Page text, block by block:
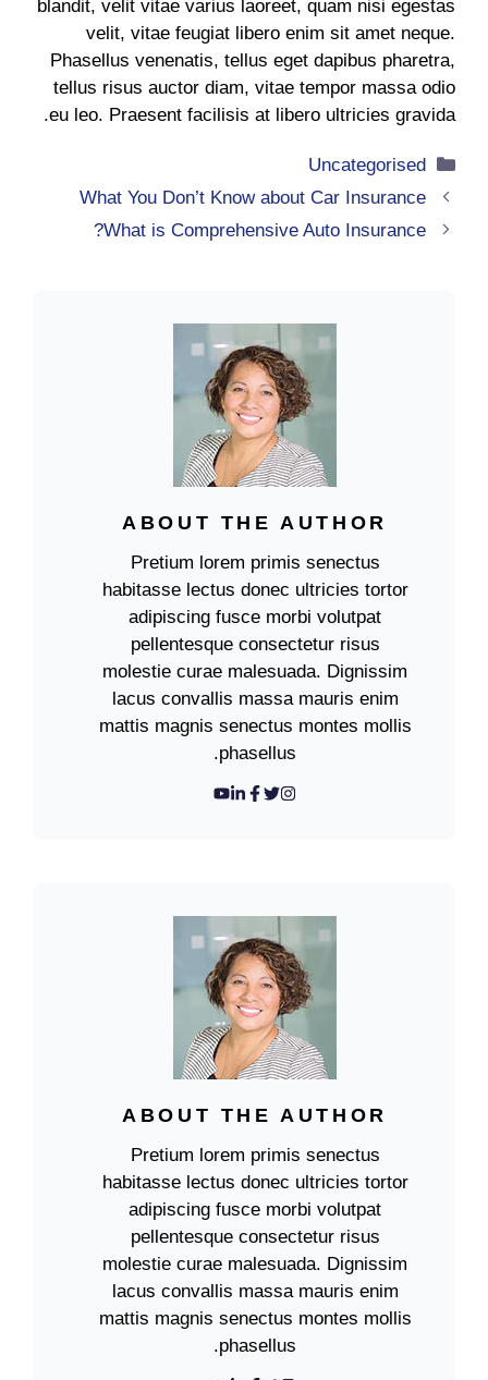
blandit, velit vitae varius laoreet, quam nisi egestas
velit, vitae feugiat libero enim sit amet neque.
Phasellus venenatis, tellus eget dapibus pharetra,
tellus risus auctor diam, vitae tempor massa odio
eu leo. Praesent facilisis at libero ultricies gravida.
التصنيفات
Uncategorised
What You Don’t Know about Car Insurance
What is Comprehensive Auto Insurance?
ABOUT THE AUTHOR
Pretium lorem primis senectus
habitasse lectus donec ultricies tortor
adipiscing fusce morbi volutpat
pellentesque consectetur risus
molestie curae malesuada. Dignissim
lacus convallis massa mauris enim
mattis magnis senectus montes mollis
phasellus.
ABOUT THE AUTHOR
Pretium lorem primis senectus
habitasse lectus donec ultricies tortor
adipiscing fusce morbi volutpat
pellentesque consectetur risus
molestie curae malesuada. Dignissim
lacus convallis massa mauris enim
mattis magnis senectus montes mollis
phasellus.